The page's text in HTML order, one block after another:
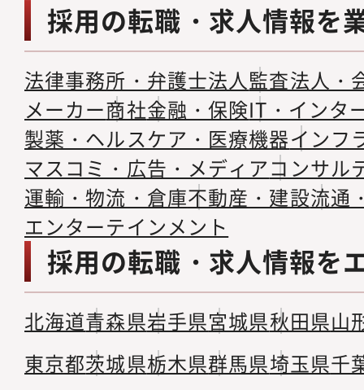
採用の転職・求人情報を
法律事務所・弁護士法人監査法人・
メーカー商社金融・保険IT・インタ
製薬・ヘルスケア・医療機器インフ
マスコミ・広告・メディアコンサル
運輸・物流・倉庫不動産・建設流通
エンターテインメント
採用の転職・求人情報を
北海道青森県岩手県宮城県秋田県山
東京都茨城県栃木県群馬県埼玉県千